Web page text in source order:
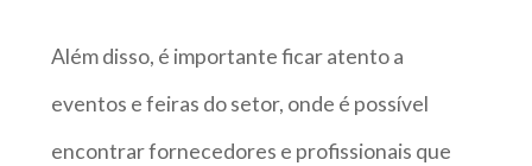
Além disso, é importante ficar atento a
eventos e feiras do setor, onde é possível
encontrar fornecedores e profissionais que